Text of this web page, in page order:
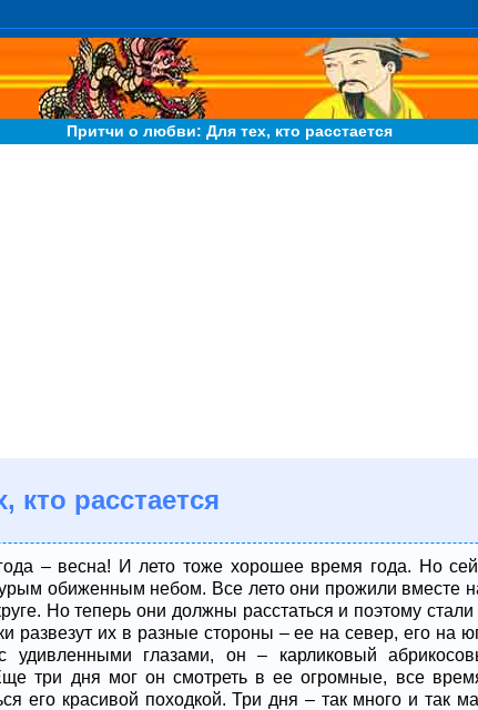
Притчи о любви: Для тех, кто расстается
кто расстается
– весна! И лето тоже хорошее время года. Но
обиженным небом. Все лето они прожили вместе
Но теперь они должны расстаться и поэтому
развезут их в разные стороны – ее на север, его на
удивленными глазами, он – карликовый
три дня мог он смотреть в ее огромные, все
его красивой походкой. Три дня – так много и так